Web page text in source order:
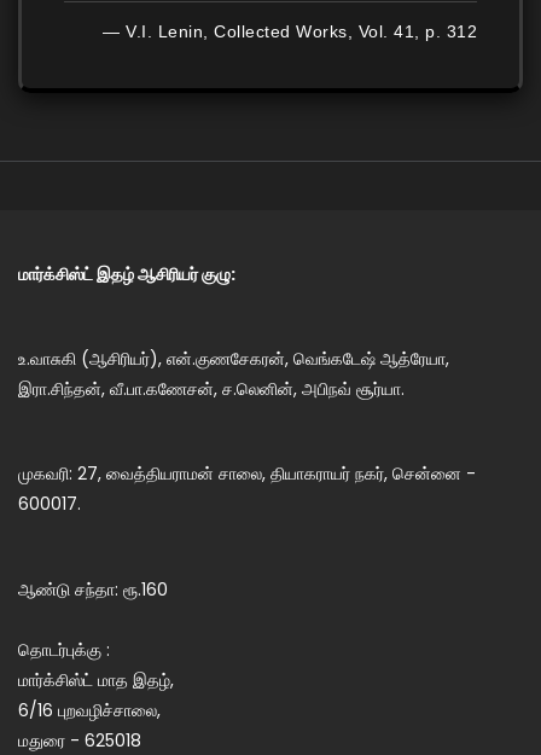
— V.I. Lenin, Collected Works, Vol. 41, p. 312
மார்க்சிஸ்ட் இதழ் ஆசிரியர் குழு:
உ.வாசுகி (ஆசிரியர்), என்.குணசேகரன், வெங்கடேஷ் ஆத்ரேயா,
இரா.சிந்தன், வீ.பா.கணேசன், ச.லெனின், அபிநவ் சூர்யா.
முகவரி: 27, வைத்தியராமன் சாலை, தியாகராயர் நகர், சென்னை -
600017.
ஆண்டு சந்தா: ரூ.160
தொடர்புக்கு :
மார்க்சிஸ்ட் மாத இதழ்,
6/16 புறவழிச்சாலை,
மதுரை - 625018